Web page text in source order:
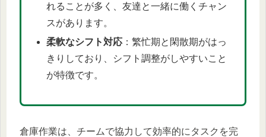
れることが多く、友達と一緒に働くチャン
スがあります。
柔軟なシフト対応：繁忙期と閑散期がはっ
きりしており、シフト調整がしやすいこと
が特徴です。
倉庫作業は、チームで協力して効率的にタスクを完